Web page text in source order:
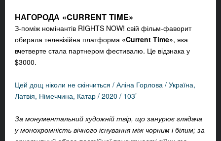
НАГОРОДА «CURRENT TIME»
З-поміж номінантів RIGHTS NOW! свій фільм-фаворит
обирала телевізійна платформа «Current Time», яка
вчетверте стала партнером фестивалю. Це відзнака у
$3000.
Цей дощ ніколи не скінчиться / Аліна Горлова / Україна,
Латвія, Німеччина, Катар / 2020 / 103’
За монументальний художній твір, що занурює глядача
у монохромність вічного існування між чорним і білим; за